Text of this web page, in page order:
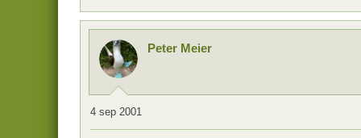
Peter Meier
4 sep 2001